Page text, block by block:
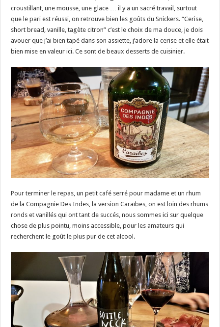
croustillant, une mousse, une glace … il y a un sacré travail, surtout
que le pari est réussi, on retrouve bien les goûts du Snickers. “Cerise,
short bread, vanille, tagète citron” c’est le choix de ma douce, je dois
avouer que j’ai bien tapé dans son assiette, j’adore la cerise et elle était
bien mise en valeur ici. Ce sont de beaux desserts de cuisinier.
Pour terminer le repas, un petit café serré pour madame et un rhum
de la Compagnie Des Indes, la version Caraïbes, on est loin des rhums
ronds et vanillés qui ont tant de succés, nous sommes ici sur quelque
chose de plus pointu, moins accessible, pour les amateurs qui
recherchent le goût le plus pur de cet alcool.